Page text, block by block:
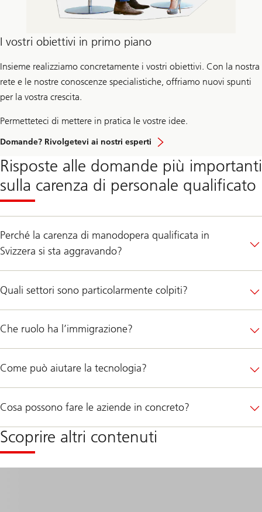
I vostri obiettivi in primo piano
Insieme realizziamo concretamente i vostri obiettivi. Con la nostra
rete e le nostre conoscenze specialistiche, offriamo nuovi spunti
per la vostra crescita.
Permetteteci di mettere in pratica le vostre idee.
Domande? Rivolgetevi ai nostri esperti
Risposte alle domande più importanti
sulla carenza di personale qualificato
Perché la carenza di manodopera qualificata in
Svizzera si sta aggravando?
Quali settori sono particolarmente colpiti?
Che ruolo ha l’immigrazione?
Come può aiutare la tecnologia?
Cosa possono fare le aziende in concreto?
Scoprire altri contenuti